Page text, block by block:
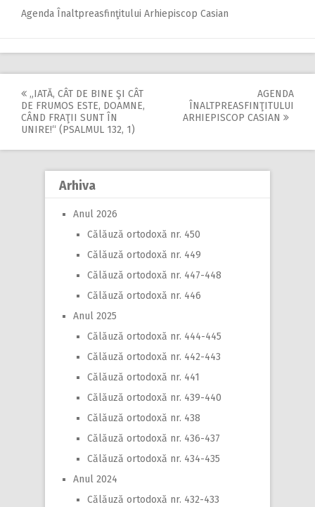
Agenda Înaltpreasfinţitului Arhiepiscop Casian
Post
navigation
„IATĂ, CÂT DE BINE ŞI CÂT
DE FRUMOS ESTE, DOAMNE,
CÂND FRAŢII SUNT ÎN
UNIRE!“ (PSALMUL 132, 1)
AGENDA
ÎNALTPREASFINŢITULUI
ARHIEPISCOP CASIAN
Arhiva
Anul 2026
Călăuză ortodoxă nr. 450
Călăuză ortodoxă nr. 449
Călăuză ortodoxă nr. 447-448
Călăuză ortodoxă nr. 446
Anul 2025
Călăuză ortodoxă nr. 444-445
Călăuză ortodoxă nr. 442-443
Călăuză ortodoxă nr. 441
Călăuză ortodoxă nr. 439-440
Călăuză ortodoxă nr. 438
Călăuză ortodoxă nr. 436-437
Călăuză ortodoxă nr. 434-435
Anul 2024
Călăuză ortodoxă nr. 432-433